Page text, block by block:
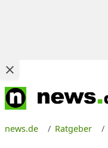
news.de Ratgeber